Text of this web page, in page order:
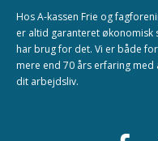
Hos A-kassen Frie og
er altid garanteret økonomisk
har brug for det. Vi er både
mere end 70 års erfaring
dit arbejdsliv.